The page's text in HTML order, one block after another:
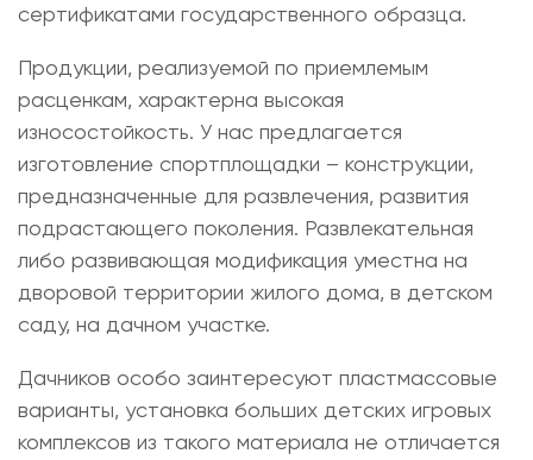
сертификатами государственного образца.
Продукции, реализуемой по приемлемым
расценкам, характерна высокая
износостойкость. У нас предлагается
изготовление спортплощадки – конструкции,
предназначенные для развлечения, развития
подрастающего поколения. Развлекательная
либо развивающая модификация уместна на
дворовой территории жилого дома, в детском
саду, на дачном участке.
Дачников особо заинтересуют пластмассовые
варианты, установка больших детских игровых
комплексов из такого материала не отличается